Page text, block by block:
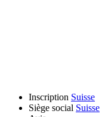
Inscription Suisse
Siège social Suisse